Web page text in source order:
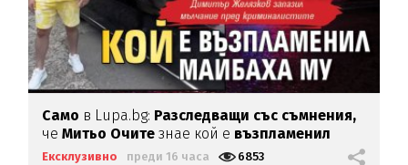
Само в Lupa.bg: Разследващи със съмнения,
чеМитьо Очите знае кой е възпламенил
Майбаха му
Ексклузивно преди 16 часа 6853